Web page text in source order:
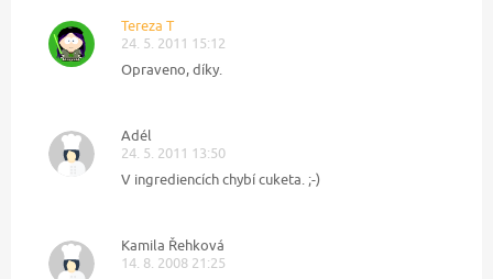
Tereza T
24. 5. 2011 15:12
Opraveno, díky.
Adél
24. 5. 2011 13:50
V ingrediencích chybí cuketa. ;-)
Kamila Řehková
14. 8. 2008 21:25